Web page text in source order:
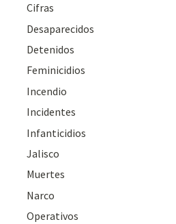
Cifras
Desaparecidos
Detenidos
Feminicidios
Incendio
Incidentes
Infanticidios
Jalisco
Muertes
Narco
Operativos